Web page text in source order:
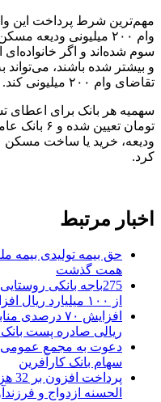
مهم‌ترین شرط پرداخت این
وام ۲۰۰ میلیونی
و بیشتر شده باشند،
تقاضای وام ۲۰۰ میلیونی کند.
کرد.
اخبار مرتبط
همت گذشت
275باجه بانکی
از ۱۰۰ میلیارد ریال افزایش دادند
ریالی صادره پست بانک
دعوت به مجمع عمومی
سهام بانک کارآفرین
الحسنه ازدواج و